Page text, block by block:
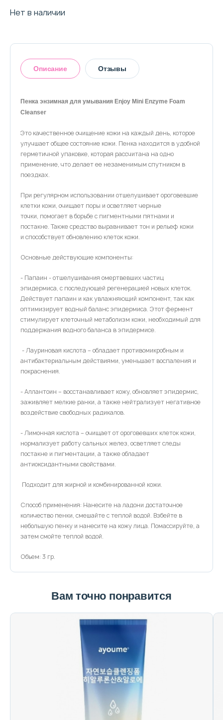
Нет в наличии
Описание Отзывы
Пенка энзимная для умывания Enjoy Mini Enzyme Foam
Cleanser
Это качественное очищение кожи на каждый день, которое
улучшает общее состояние кожи. Пенка находится в удобной
герметичной упаковке, которая рассчитана на одно
применение, что делает ее незаменимым спутником в
поездках.
При регулярном использовании отшелушивает ороговевшие
клетки кожи, очищает поры и осветляет черные
точки, помогает в борьбе с пигментными пятнами и
постакне. Также средство выравнивает тон и рельеф кожи
и способствует обновлению клеток кожи.
Основные действующие компоненты:
- Папаин - отшелушивания омертвевших частиц
эпидермиса, с последующей регенерацией новых клеток.
Действует папаин и как увлажняющий компонент, так как
оптимизирует водный баланс эпидермиса. Этот фермент
стимулирует клеточный метаболизм кожи, необходимый для
поддержания водного баланса в эпидермисе.
- Лауриновая кислота – обладает противомикробным и
антибактериальным действиями, уменьшает воспаления и
покраснения.
- Аллантоин – восстанавливает кожу, обновляет эпидермис,
заживляет мелкие ранки, а также нейтрализует негативное
воздействие свободных радикалов.
- Лимонная кислота – очищает от ороговевших клеток кожи,
нормализует работу сальных желез, осветляет следы
постакне и пигментации, а также обладает
антиоксидантными свойствами.
Подходит для жирной и комбинированной кожи.
Способ применения: Нанесите на ладони достаточное
количество пенки, смешайте с теплой водой. Взбейте в
небольшую пенку и нанесите на кожу лица. Помассируйте, а
затем смойте теплой водой.
Объем: 3 гр.
Вам точно понравится